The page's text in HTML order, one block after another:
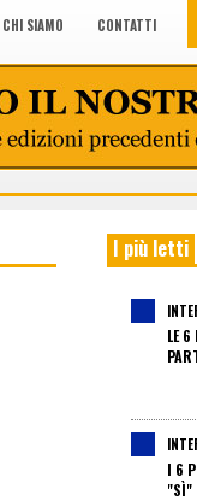
CHI SIAMO CONTATTI
I più letti
LE 6
I 6
"SÌ"